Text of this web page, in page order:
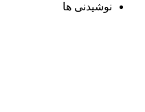
نوشیدنی ها